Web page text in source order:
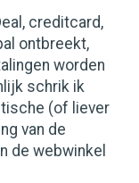
creditcard,
ontbreekt,
worden
schrik ik
(of liever
van de
de webwinkel